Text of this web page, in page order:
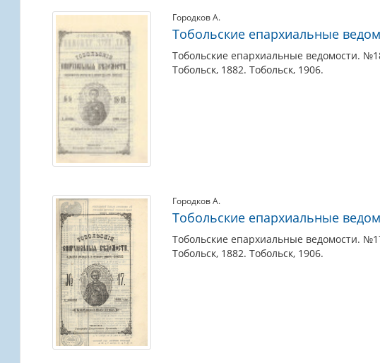
Городков А.
Тобольские епархиальные
Тобольские епархиальные ведомости.
Тобольск, 1882. Тобольск, 1906.
Городков А.
Тобольские епархиальные
Тобольские епархиальные ведомости.
Тобольск, 1882. Тобольск, 1906.